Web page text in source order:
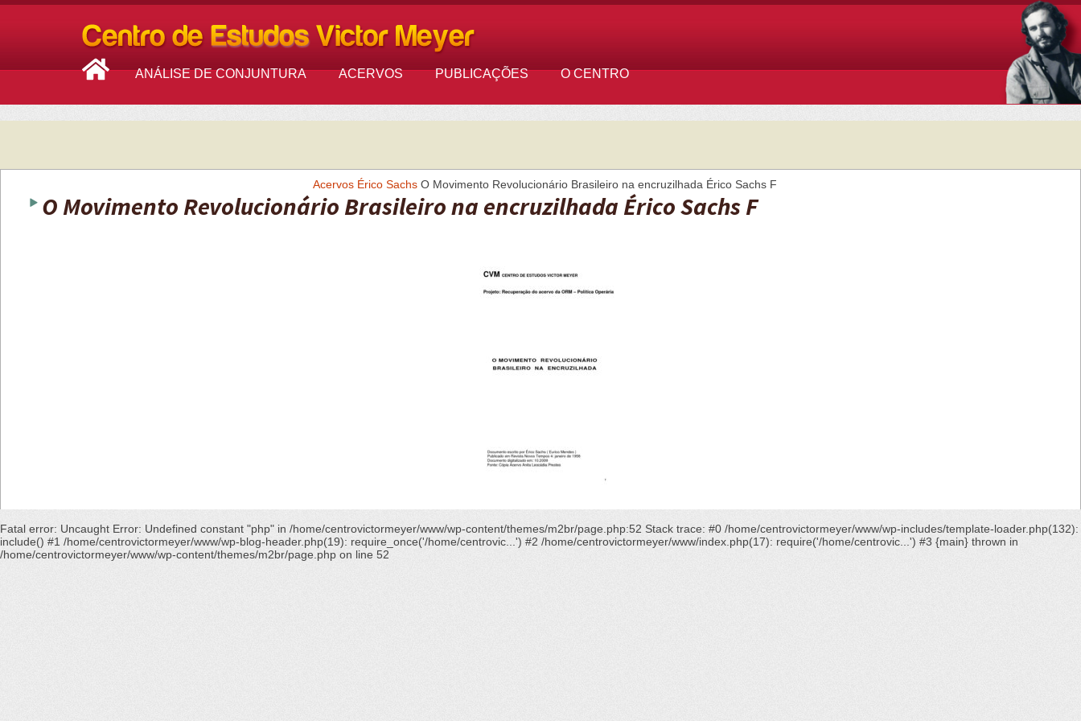
ANÁLISE DE CONJUNTURA ACERVOS PUBLICAÇÕES O CENTRO
Acervos Érico Sachs O Movimento Revolucionário Brasileiro na encruzilhada Érico Sachs F
O Movimento Revolucionário Brasileiro na encruzilhada Érico Sachs F
Fatal error: Uncaught Error: Undefined constant "php" in /home/centrovictormeyer/www/wp-content/themes/m2br/page.php:52 Stack trace: #0 /home/centrovictormeyer/www/wp-includes/template-loader.php(132):
include() #1 /home/centrovictormeyer/www/wp-blog-header.php(19): require_once('/home/centrovic...') #2 /home/centrovictormeyer/www/index.php(17): require('/home/centrovic...') #3 {main} thrown in
/home/centrovictormeyer/www/wp-content/themes/m2br/page.php on line 52